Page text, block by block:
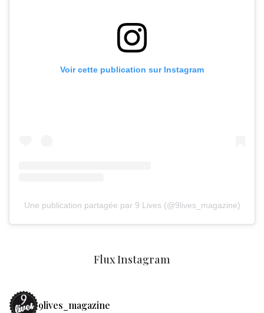
Voir cette publication sur Instagram
Une publication partagée par 9 Lives (@9lives_magazine)
Flux Instagram
9lives_magazine